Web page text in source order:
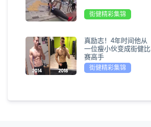
街健精彩集锦
真励志！4年时间他从
一位瘦小伙变成街健比
赛高手
街健精彩集锦